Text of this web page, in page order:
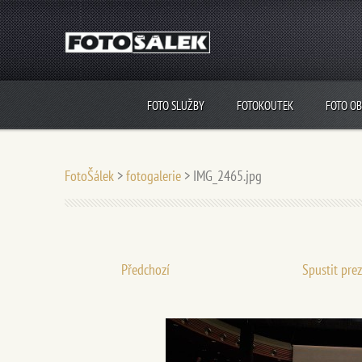
FOTO SLUŽBY FOTOKOUTEK FOTO
FotoŠálek >fotogalerie > IMG_2465.jpg
Předchozí Spustit